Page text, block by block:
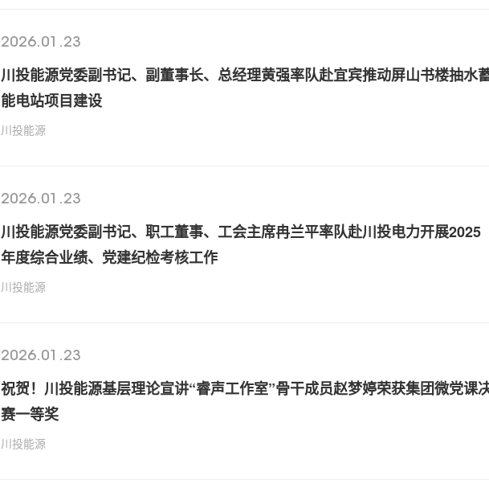
2026.01.23
川投能源党委副书记、副董事长、总经理黄强率队赴宜宾推动屏山书楼抽水
能电站项目建设
川投能源
2026.01.23
川投能源党委副书记、职工董事、工会主席冉兰平率队赴川投电力开展2025
年度综合业绩、党建纪检考核工作
川投能源
2026.01.23
祝贺！川投能源基层理论宣讲“睿声工作室”骨干成员赵梦婷荣获集团微党课
赛一等奖
川投能源